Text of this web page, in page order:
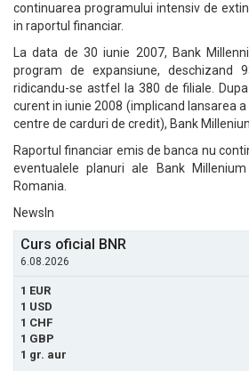
continuarea programului intensiv de
in raportul financiar.
La data de 30 iunie 2007, Bank
program de expansiune, deschizand
ridicandu-se astfel la 380 de filiale.
curent in iunie 2008 (implicand lansarea
centre de carduri de credit), Bank
Raportul financiar emis de banca nu
eventualele planuri ale Bank
Romania.
NewsIn
Curs oficial BNR
6.08.2026
1 EUR
1 USD
1 CHF
1 GBP
1 gr. aur